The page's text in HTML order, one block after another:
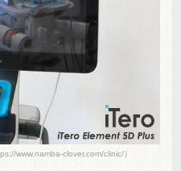
www.namba-clover.com/clinic/）